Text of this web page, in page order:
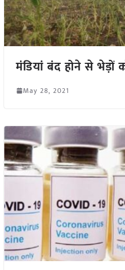
मंडियां बंद होने से भेड़ों
May 28, 2021